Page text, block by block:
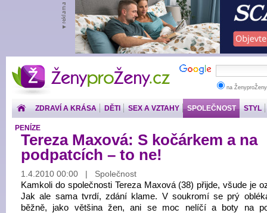
ŽenyproŽeny.cz
na
ZDRAVÍ A KRÁSA DĚTI SEX A VZTAHY SPOLEČNOST STYL
PENÍZE
Tereza Maxová: S kočárkem a na
podpatcích – to ne!
1.4.2010 00:00 | Společnost
Kamkoli do společnosti Tereza Maxová (38) přijde, všude je
Jak ale sama tvrdí, zdání klame. V soukromí se prý
běžně, jako většina žen, ani se moc nelíčí a boty na